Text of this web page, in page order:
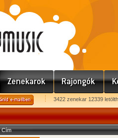
3422 zenekar 12339
Cím